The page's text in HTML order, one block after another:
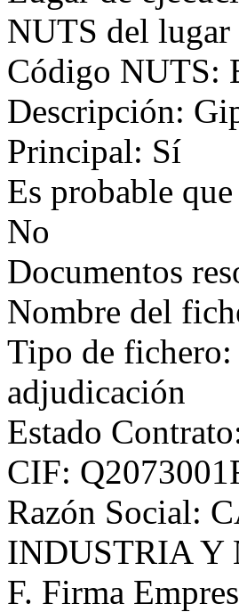
NUTS del
Código NUTS:
Descripción:
Principal: Sí
Es probable
No
Documentos
Nombre del
Tipo de
adjudicación
Estado
CIF:
Razón Social:
INDUSTRIA Y
F. Firma